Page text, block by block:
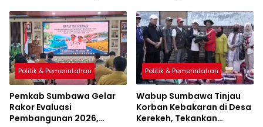
Politik & Pemerintahan
Pemkab Sumbawa Gelar
Rakor Evaluasi
Pembangunan 2026,
Politik & Pemerintahan
Wabup Sumbawa Tinjau
Korban Kebakaran di Desa
Kerekeh, Tekankan